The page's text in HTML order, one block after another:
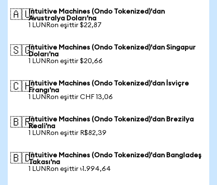
🇦🇺Intuitive Machines (Ondo Tokenized)'dan
Avustralya Doları'na
1 LUNRon eşittir $22,87
🇸🇬Intuitive Machines (Ondo Tokenized)'dan Singapur
Doları'na
1 LUNRon eşittir $20,66
🇨🇭Intuitive Machines (Ondo Tokenized)'dan İsviçre
Frangı'na
1 LUNRon eşittir CHF 13,06
🇧🇷Intuitive Machines (Ondo Tokenized)'dan Brezilya
Reali'na
1 LUNRon eşittir R$82,39
🇧🇩Intuitive Machines (Ondo Tokenized)'dan Bangladeş
Takası'na
1 LUNRon eşittir ৳1.994,64